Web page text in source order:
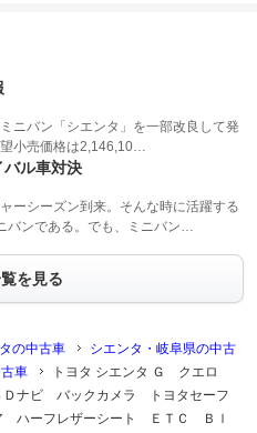
ニバン「シエンタ」を一部改良して発
小売価格は2,146,10…
バル車対決
ーシーズン到来。そんな時に活躍する
バンである。でも、ミニバン…
を見る
の中古車
シエンタ・岐阜県の中古
車
トヨタ シエンタ Ｇ クエロ
Ｄナビ バックカメラ トヨタセーフ
ハーフレザーシート ＥＴＣ Ｂｌ